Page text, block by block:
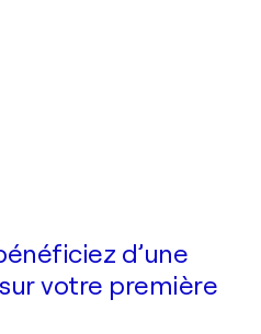
d’une
votre première